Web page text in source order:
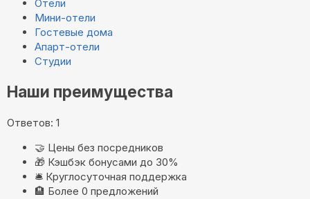
Отели
Мини-отели
Гостевые дома
Апарт-отели
Студии
Наши преимущества
Ответов: 1
🤝 Цены без посредников
🎁 Кэшбэк бонусами до 30%
🛎️ Круглосуточная поддержка
🏨 Более 0 предложений